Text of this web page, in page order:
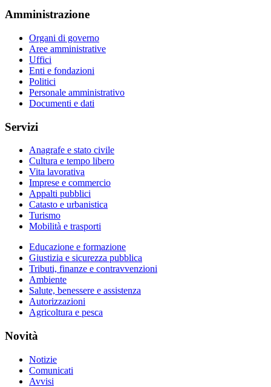
Amministrazione
Organi di governo
Aree amministrative
Uffici
Enti e fondazioni
Politici
Personale amministrativo
Documenti e dati
Servizi
Anagrafe e stato civile
Cultura e tempo libero
Vita lavorativa
Imprese e commercio
Appalti pubblici
Catasto e urbanistica
Turismo
Mobilità e trasporti
Educazione e formazione
Giustizia e sicurezza pubblica
Tributi, finanze e contravvenzioni
Ambiente
Salute, benessere e assistenza
Autorizzazioni
Agricoltura e pesca
Novità
Notizie
Comunicati
Avvisi